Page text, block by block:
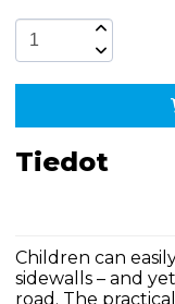
Tiedot
Children can
sidewalls – and
road. The